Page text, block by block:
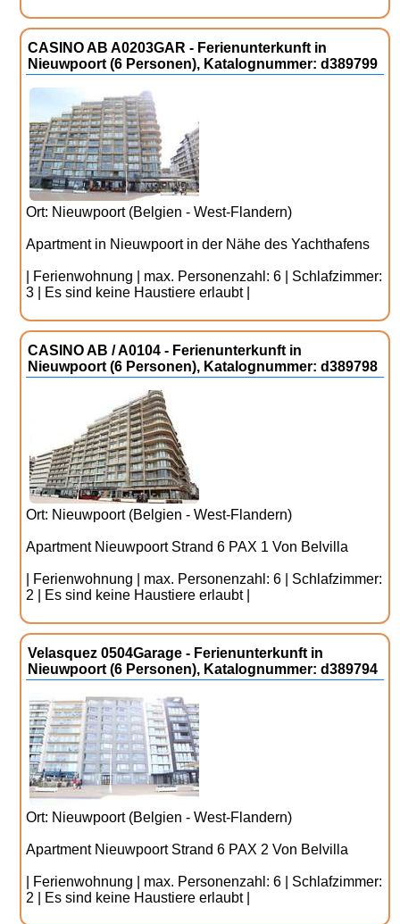
CASINO AB A0203GAR - Ferienunterkunft in
Nieuwpoort (6 Personen), Katalognummer: d389799
Ort: Nieuwpoort (Belgien - West-Flandern)
Apartment in Nieuwpoort in der Nähe des Yachthafens
| Ferienwohnung | max. Personenzahl: 6 | Schlafzimmer:
3 | Es sind keine Haustiere erlaubt |
CASINO AB / A0104 - Ferienunterkunft in
Nieuwpoort (6 Personen), Katalognummer: d389798
Ort: Nieuwpoort (Belgien - West-Flandern)
Apartment Nieuwpoort Strand 6 PAX 1 Von Belvilla
| Ferienwohnung | max. Personenzahl: 6 | Schlafzimmer:
2 | Es sind keine Haustiere erlaubt |
Velasquez 0504Garage - Ferienunterkunft in
Nieuwpoort (6 Personen), Katalognummer: d389794
Ort: Nieuwpoort (Belgien - West-Flandern)
Apartment Nieuwpoort Strand 6 PAX 2 Von Belvilla
| Ferienwohnung | max. Personenzahl: 6 | Schlafzimmer:
2 | Es sind keine Haustiere erlaubt |